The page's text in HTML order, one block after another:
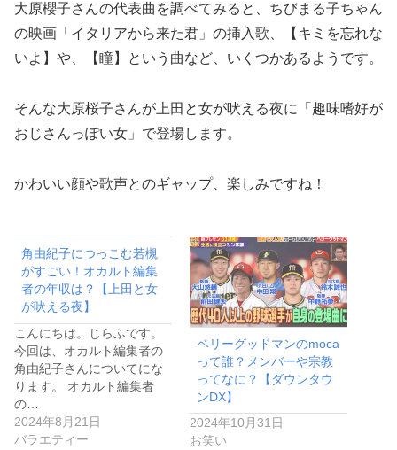
大原櫻子さんの代表曲を調べてみると、ちびまる子ちゃん
の映画「イタリアから来た君」の挿入歌、【キミを忘れな
いよ】や、【瞳】という曲など、いくつかあるようです。
そんな大原桜子さんが上田と女が吠える夜に「趣味嗜好が
おじさんっぽい女」で登場します。
かわいい顔や歌声とのギャップ、楽しみですね！
角由紀子につっこむ若槻
がすごい！オカルト編集
者の年収は？【上田と女
が吠える夜】
こんにちは。じらふです。
今回は、オカルト編集者の
角由紀子さんについてにな
ります。 オカルト編集者
の…
2024年8月21日
バラエティー
ベリーグッドマンのmoca
って誰？メンバーや宗教
ってなに？【ダウンタウ
ンDX】
2024年10月31日
お笑い